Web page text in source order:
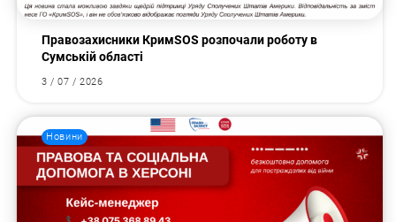
Правозахисники КримSOS розпочали роботу в
Сумській області
3 / 07 / 2026
Новини